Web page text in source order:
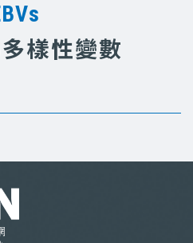
樣性變數